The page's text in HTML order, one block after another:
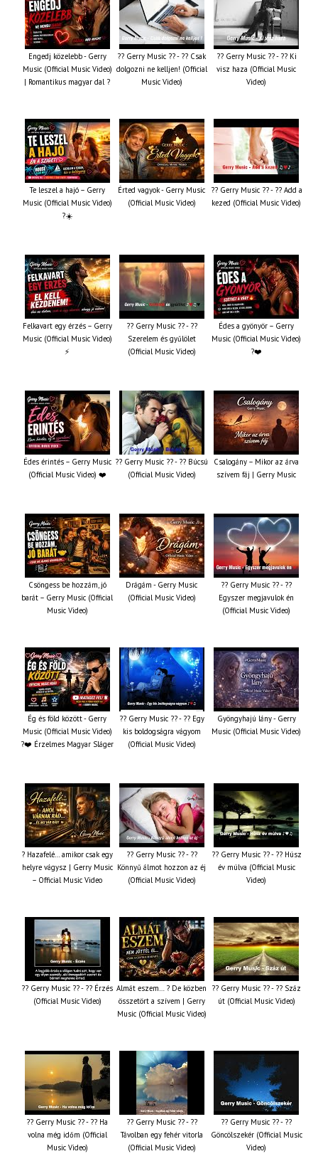
Engedj közelebb - Gerry
Music (Official Music Video)
| Romantikus magyar dal ?
?? Gerry Music ?? - ?? Csak
dolgozni ne kelljen! (Official
Music Video)
?? Gerry Music ?? - ?? Ki
visz haza (Official Music
Video)
Te leszel a hajó – Gerry
Music (Official Music Video)
?☀️
Érted vagyok - Gerry Music
(Official Music Video)
?? Gerry Music ?? - ?? Add a
kezed (Official Music Video)
Felkavart egy érzés – Gerry
Music (Official Music Video)
⚡
?? Gerry Music ?? - ??
Szerelem és gyűlölet
(Official Music Video)
Édes a gyönyör – Gerry
Music (Official Music Video)
?❤️
Édes érintés – Gerry Music
(Official Music Video) ❤️
?? Gerry Music ?? - ?? Búcsú
(Official Music Video)
Csalogány – Mikor az árva
szívem fáj | Gerry Music
Csöngess be hozzám, jó
barát – Gerry Music (Official
Music Video)
Drágám - Gerry Music
(Official Music Video)
?? Gerry Music ?? - ??
Egyszer megjavulok én
(Official Music Video)
Ég és föld között - Gerry
Music (Official Music Video)
?❤️ Érzelmes Magyar Sláger
?? Gerry Music ?? - ?? Egy
kis boldogságra vágyom
(Official Music Video)
Gyöngyhajú lány - Gerry
Music (Official Music Video)
? Hazafelé… amikor csak egy
helyre vágysz | Gerry Music
– Official Music Video
?? Gerry Music ?? - ??
Könnyű álmot hozzon az éj
(Official Music Video)
?? Gerry Music ?? - ?? Húsz
év múlva (Official Music
Video)
?? Gerry Music ?? - ?? Érzés
(Official Music Video)
Almát eszem… ? De közben
összetört a szívem | Gerry
Music (Official Music Video)
?? Gerry Music ?? - ?? Száz
út (Official Music Video)
?? Gerry Music ?? - ?? Ha
volna még időm (Official
Music Video)
?? Gerry Music ?? - ??
Távolban egy fehér vitorla
(Official Music Video)
?? Gerry Music ?? - ??
Göncölszekér (Official Music
Video)